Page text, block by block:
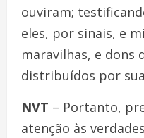
ouviram;
eles, por sinais, e
maravilhas, e dons
distribuídos por
NVT – Portanto,
atenção às